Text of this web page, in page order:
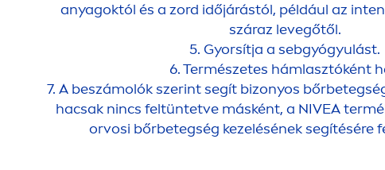
anyagoktól és a zord időjárástól, például az
száraz levegőtől.
5. Gyorsítja a sebgyógyulást.
6. Természetes hámlasztóként
7. A beszámolók szerint segít bizonyos
hacsak nincs feltüntetve másként, a NIVEA
orvosi bőrbetegség kezelésének segítésére